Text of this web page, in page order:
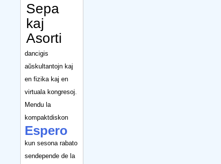
Sepa
kaj
Asorti
dancigis
aŭskultantojn kaj
en fizika kaj en
virtuala kongresoj.
Mendu la
kompaktdiskon
Espero
kun sesona rabato
sendepende de la